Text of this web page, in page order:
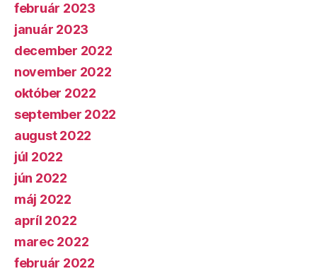
február 2023
január 2023
december 2022
november 2022
október 2022
september 2022
august 2022
júl 2022
jún 2022
máj 2022
apríl 2022
marec 2022
február 2022